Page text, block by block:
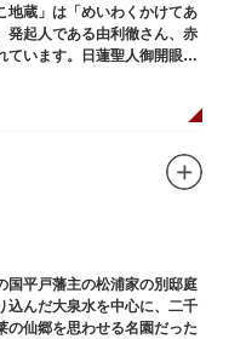
地蔵」は「めいわくかけてあ
起人である由利徹さん、赤
ています。日蓮聖人御開眼の
国平戸藩主の松浦家の別邸庭
込んだ大泉水を中心に、二千
の仙郷を思わせる名園だった